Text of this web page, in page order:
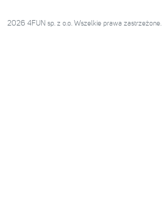
2026 4FUN sp. z o.o. Wszelkie prawa zastrzeżone.